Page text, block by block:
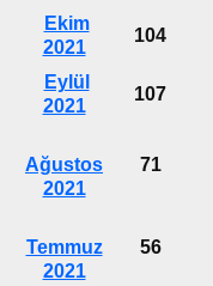
Ekim
2021
104
Eylül
2021
107
Ağustos
2021
71
Temmuz
2021
56